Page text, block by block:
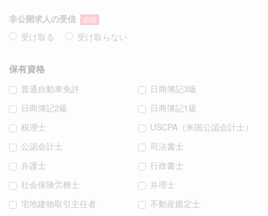
非公開求人の受信 必須
受け取る 受け取らない
保有資格
普通自動車免許
日商簿記3級
日商簿記2級
日商簿記1級
税理士
USCPA（米国公認会計士）
公認会計士
司法書士
弁護士
行政書士
社会保険労務士
弁理士
宅地建物取引主任者
不動産鑑定士